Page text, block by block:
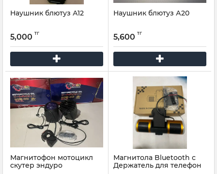
Наушник блютуз А12
5,000 тг
Наушник блютуз А20
5,600 тг
Магнитофон мотоцикл
скутер эндуро
Магнитола Bluetooth с
Держатель для телефон